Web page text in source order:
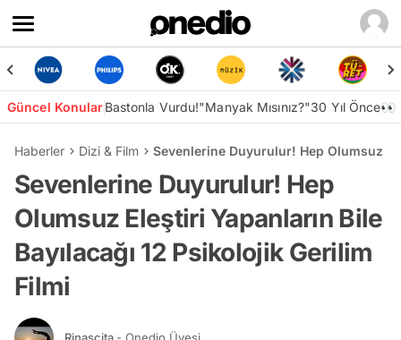
Güncel KonularBastonla Vurdu!"Manyak Mısınız?"30 Yıl Önce👀
Haberler Dizi & Film Sevenlerine Duyurulur! Hep Olumsuz
Sevenlerine Duyurulur! Hep
Olumsuz Eleştiri Yapanların Bile
Bayılacağı 12 Psikolojik Gerilim
Filmi
Rinascita - Onedio Üyesi